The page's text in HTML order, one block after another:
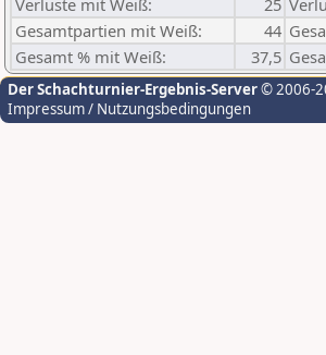
Verluste mit Weiß:
25
Gesamtpartien mit Weiß:
44
Gesamt % mit Weiß:
37,5
Der Schachturnier-Ergebnis-Server© 2006-
Impressum / Nutzungsbedingungen